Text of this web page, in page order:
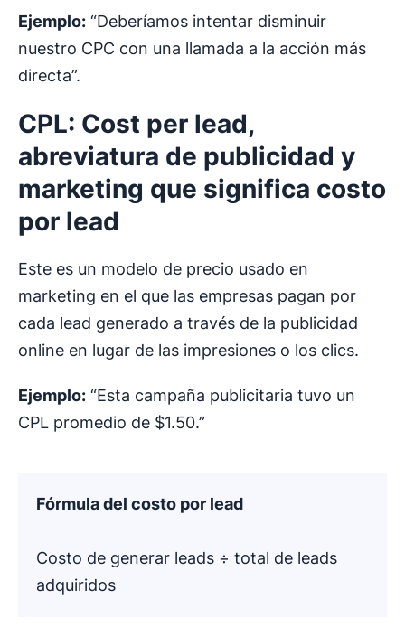
Ejemplo: “Deberíamos intentar disminuir
nuestro CPC con una llamada a la acción más
directa”.
CPL: Cost per lead,
abreviatura de publicidad y
marketing que significa costo
por lead
Este es un modelo de precio usado en
marketing en el que las empresas pagan por
cada lead generado a través de la publicidad
online en lugar de las impresiones o los clics.
Ejemplo: “Esta campaña publicitaria tuvo un
CPL promedio de $1.50.”
Fórmula del costo por lead
Costo de generar leads ÷ total de leads
adquiridos